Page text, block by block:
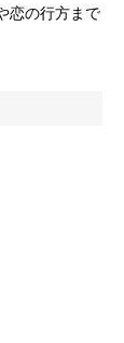
恋の行方まで